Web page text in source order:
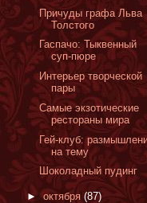
Причуды графа Льва
Толстого
Гаспачо: Тыквенный
суп-пюре
Интерьер творческой
пары
Самые экзотические
рестораны мира
Гей-клуб:
на тему
Шоколадный пудинг
►октября (87)